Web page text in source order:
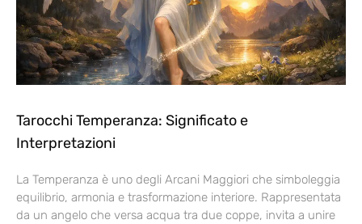
Tarocchi Temperanza: Significato e
Interpretazioni
La Temperanza è uno degli Arcani Maggiori che simboleggia
equilibrio, armonia e trasformazione interiore. Rappresentata
da un angelo che versa acqua tra due coppe, invita a unire